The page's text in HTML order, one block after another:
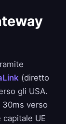
(diretto
gli USA.
30ms verso
UE